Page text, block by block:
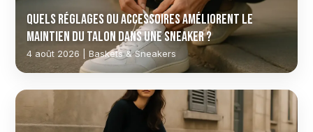
Quels réglages ou accessoires améliorent le
maintien du talon dans une sneaker ?
4 août 2026 | Baskets & Sneakers